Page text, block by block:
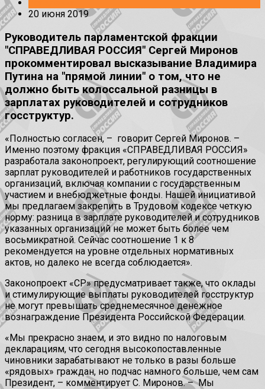
20 июня 2019
Руководитель парламентской фракции
"СПРАВЕДЛИВАЯ РОССИЯ" Сергей Миронов
прокомментировал высказывание Владимира
Путина на "прямой линии" о том, что не
должно быть колоссальной разницы в
зарплатах руководителей и сотрудников
госструктур.
«Полностью согласен, – говорит Сергей Миронов. –
Именно поэтому фракция «СПРАВЕДЛИВАЯ РОССИЯ»
разработала законопроект, регулирующий соотношение
зарплат руководителей и работников государственных
организаций, включая компании с государственным
участием и внебюджетные фонды. Нашей инициативой
мы предлагаем закрепить в Трудовом кодексе четкую
норму: разница в зарплате руководителей и сотрудников
указанных организаций не может быть более чем
восьмикратной. Сейчас соотношение 1 к 8
рекомендуется на уровне отдельных нормативных
актов, но далеко не всегда соблюдается».
Законопроект «СР» предусматривает также, что оклады
и стимулирующие выплаты руководителей госструктур
не могут превышать среднемесячное денежное
вознаграждение Президента Российской Федерации.
«Мы прекрасно знаем, и это видно по налоговым
декларациям, что сегодня высокопоставленные
чиновники зарабатывают не только в разы больше
«рядовых» граждан, но подчас намного больше, чем сам
Президент, – комментирует С. Миронов. – Мы